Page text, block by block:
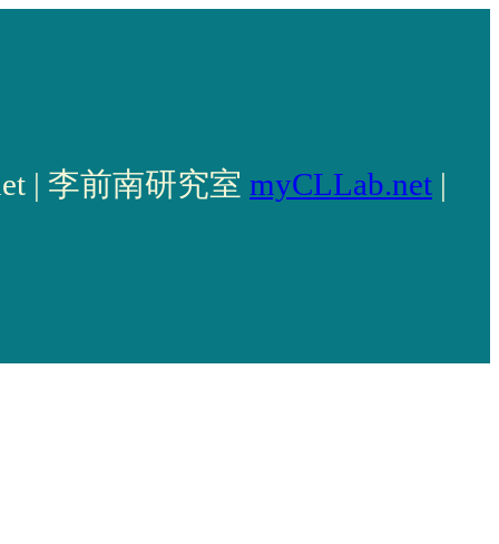
| 李前南研究室 myCLLab.net |